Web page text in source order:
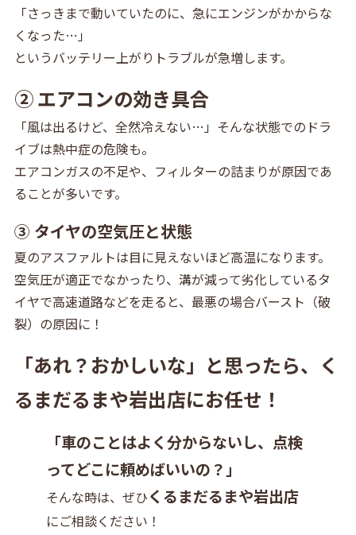
「さっきまで動いていたのに、急にエンジンがかからな
くなった…」
というバッテリー上がりトラブルが急増します。
② エアコンの効き具合
「風は出るけど、全然冷えない…」そんな状態でのドラ
イブは熱中症の危険も。
エアコンガスの不足や、フィルターの詰まりが原因であ
ることが多いです。
③ タイヤの空気圧と状態
夏のアスファルトは目に見えないほど高温になります。
空気圧が適正でなかったり、溝が減って劣化しているタ
イヤで高速道路などを走ると、最悪の場合バースト（破
裂）の原因に！
「あれ？おかしいな」と思ったら、く
るまだるまや岩出店にお任せ！
「車のことはよく分からないし、点検
ってどこに頼めばいいの？」
そんな時は、ぜひくるまだるまや岩出店
にご相談ください！